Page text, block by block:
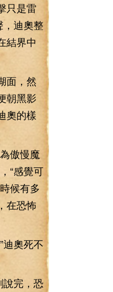
只是雷
迪奧整
結界中
面，然
朝黑影
奧的樣
傲慢魔
“感覺可
候有多
在恐怖
奧死不
完，恐